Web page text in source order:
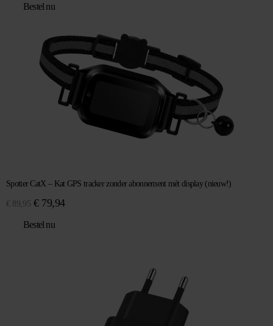
Bestel nu
Spotter CatX – Kat GPS tracker zonder abonnement mét display (nieuw!)
€ 89,95 Oorspronkelijke
was:
€79,94Huidige
Bestel nu